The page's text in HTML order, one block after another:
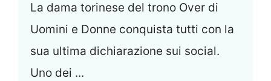
La dama torinese del trono Over di
Uomini e Donne conquista tutti con la
sua ultima dichiarazione sui social.
Uno dei ...